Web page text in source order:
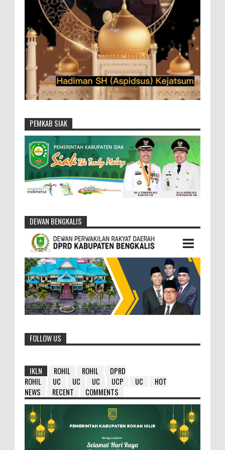
PEMKAB SIAK
DEWAN BENGKALIS
FOLLOW US
IKLN ROHIL ROHIL
DPRD
ROHIL
UC UC UC UCP UC
HOT
NEWS
RECENT COMMENTS